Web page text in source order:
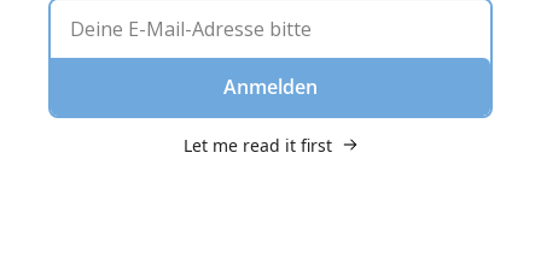
Anmelden
Let me read it first